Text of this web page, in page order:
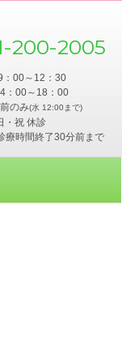
200-2005
：00～12：30
：00～18：00
のみ(水 12:00まで)
・祝 休診
療時間終了30分前まで